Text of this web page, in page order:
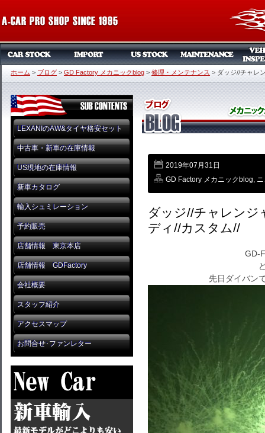
ホーム > ブログ > GD Factory メカニックblog > 修理・メンテナンス > ダッジ//チャレ
LEXANIのAW&タイヤ格安セット
中古車・新車の在庫情報
US現地の在庫情報
新車カタログ
輸入シュミレーション
予約販売
店舗情報 東京本店
店舗情報 GDFactory
会社概要
スタッフ紹介
アクセスマップ
お問合せ･ファンレター
2019年07月31日
GD Factory メカニックblog,
ダッジ//チャレンジ
ディ//カスタム//
GD-
先日ダイバン